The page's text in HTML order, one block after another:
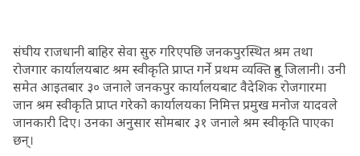
संघीय राजधानी बाहिर सेवा सुरु गरिएपछि जनकपुरस्थित श्रम तथा
रोजगार कार्यालयबाट श्रम स्वीकृति प्राप्त गर्ने प्रथम व्यक्ति हुन् जिलानी। उनी
समेत आइतबार ३० जनाले जनकपुर कार्यालयबाट वैदेशिक रोजगारमा
जान श्रम स्वीकृति प्राप्त गरेको कार्यालयका निमित्त प्रमुख मनोज यादवले
जानकारी दिए। उनका अनुसार सोमबार ३१ जनाले श्रम स्वीकृति पाएका
छन्।